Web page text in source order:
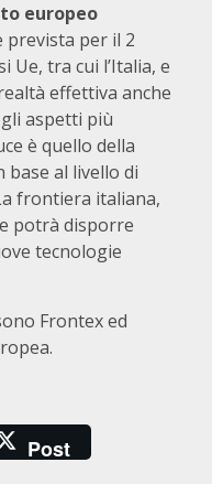
europeo
prevista per il 2
Ue, tra cui l’Italia, e
effettiva anche
aspetti più
è quello della
base al livello di
frontiera italiana,
potrà disporre
tecnologie
Frontex ed
Post